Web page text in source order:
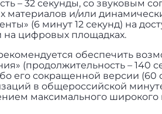
– 32 секунды, со звуковым
материалов и/или
(6 минут 12 секунд) на
на цифровых площадках.
обеспечить
(продолжительность – 140
его сокращенной версии (60
в общероссийской
максимального